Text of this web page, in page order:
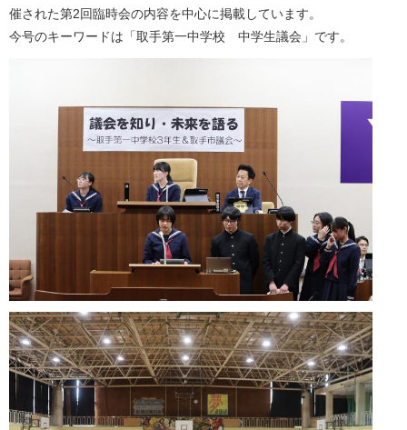
催された第2回臨時会の内容を中心に掲載しています。
今号のキーワードは「取手第一中学校 中学生議会」です。